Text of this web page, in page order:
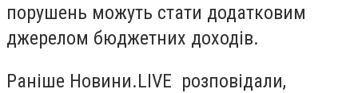
порушень можуть стати додатковим
джерелом бюджетних доходів.
Раніше Новини.LIVE розповідали,